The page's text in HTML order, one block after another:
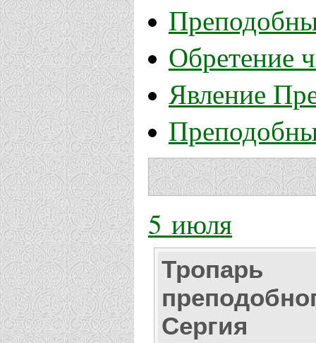
Обретение
Явление
5 июля
Тропарь
Сергия